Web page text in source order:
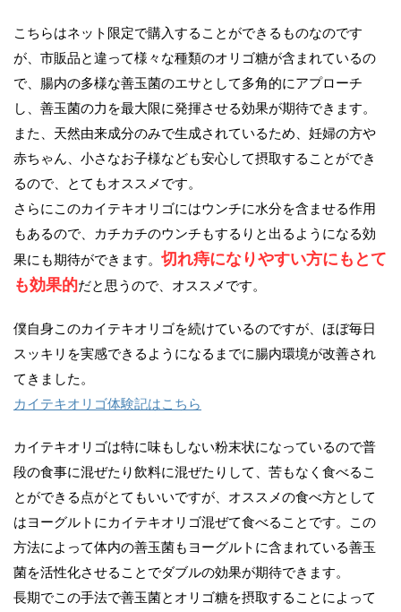
こちらはネット限定で購入することができるものなのです
が、市販品と違って様々な種類のオリゴ糖が含まれているの
で、腸内の多様な善玉菌のエサとして多角的にアプローチ
し、善玉菌の力を最大限に発揮させる効果が期待できます。
また、天然由来成分のみで生成されているため、妊婦の方や
赤ちゃん、小さなお子様なども安心して摂取することができ
るので、とてもオススメです。
さらにこのカイテキオリゴにはウンチに水分を含ませる作用
もあるので、カチカチのウンチもするりと出るようになる効
果にも期待ができます。 切れ痔になりやすい方にもとて
も効果的だと思うので、オススメです。
僕自身このカイテキオリゴを続けているのですが、ほぼ毎日
スッキリを実感できるようになるまでに腸内環境が改善され
てきました。
カイテキオリゴ体験記はこちら
カイテキオリゴは特に味もしない粉末状になっているので普
段の食事に混ぜたり飲料に混ぜたりして、苦もなく食べるこ
とができる点がとてもいいですが、オススメの食べ方として
はヨーグルトにカイテキオリゴ混ぜて食べることです。この
方法によって体内の善玉菌もヨーグルトに含まれている善玉
菌を活性化させることでダブルの効果が期待できます。
長期でこの手法で善玉菌とオリゴ糖を摂取することによって